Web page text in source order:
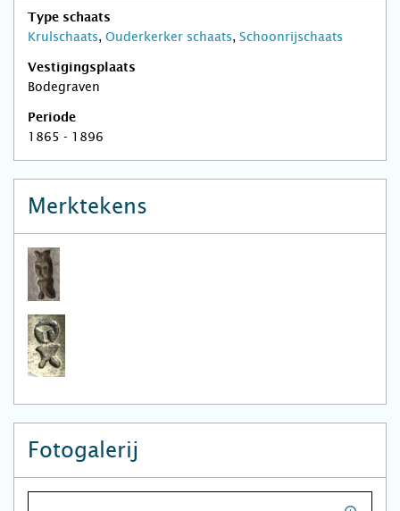
Type schaats
Krulschaats, Ouderkerker schaats, Schoonrijschaats
Vestigingsplaats
Bodegraven
Periode
1865 - 1896
Merktekens
Fotogalerij